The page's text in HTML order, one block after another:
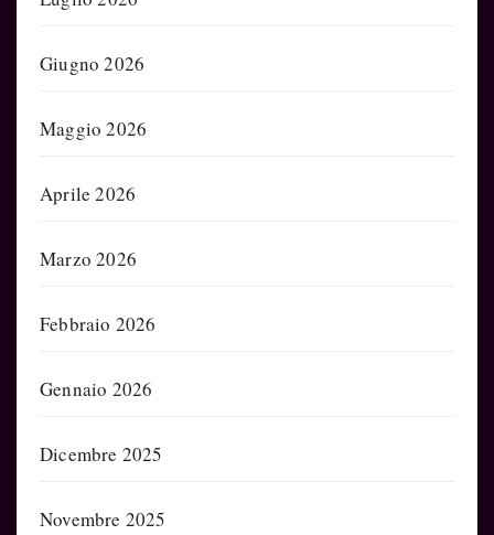
Giugno 2026
Maggio 2026
Aprile 2026
Marzo 2026
Febbraio 2026
Gennaio 2026
Dicembre 2025
Novembre 2025